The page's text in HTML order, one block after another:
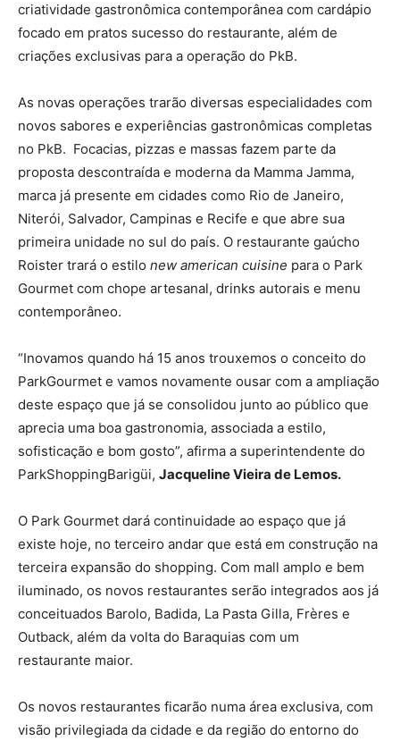
criatividade gastronômica contemporânea com cardápio
focado em pratos sucesso do restaurante, além de
criações exclusivas para a operação do PkB.
As novas operações trarão diversas especialidades com
novos sabores e experiências gastronômicas completas
no PkB. Focacias, pizzas e massas fazem parte da
proposta descontraída e moderna da Mamma Jamma,
marca já presente em cidades como Rio de Janeiro,
Niterói, Salvador, Campinas e Recife e que abre sua
primeira unidade no sul do país. O restaurante gaúcho
Roister trará o estilo new american cuisine para o Park
Gourmet com chope artesanal, drinks autorais e menu
contemporâneo.
“Inovamos quando há 15 anos trouxemos o conceito do
ParkGourmet e vamos novamente ousar com a ampliação
deste espaço que já se consolidou junto ao público que
aprecia uma boa gastronomia, associada a estilo,
sofisticação e bom gosto”, afirma a superintendente do
ParkShoppingBarigüi, Jacqueline Vieira de Lemos.
O Park Gourmet dará continuidade ao espaço que já
existe hoje, no terceiro andar que está em construção na
terceira expansão do shopping. Com mall amplo e bem
iluminado, os novos restaurantes serão integrados aos já
conceituados Barolo, Badida, La Pasta Gilla, Frères e
Outback, além da volta do Baraquias com um
restaurante maior.
Os novos restaurantes ficarão numa área exclusiva, com
visão privilegiada da cidade e da região do entorno do